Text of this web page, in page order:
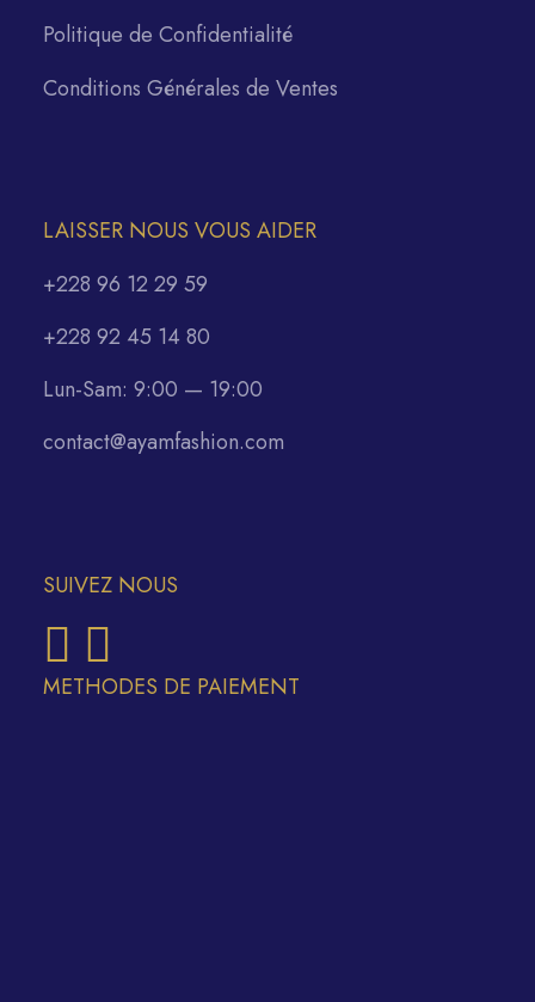
Politique de Confidentialité
Conditions Générales de Ventes
LAISSER NOUS VOUS AIDER
+228 96 12 29 59
+228 92 45 14 80
Lun-Sam: 9:00 — 19:00
contact@ayamfashion.com
SUIVEZ NOUS
METHODES DE PAIEMENT